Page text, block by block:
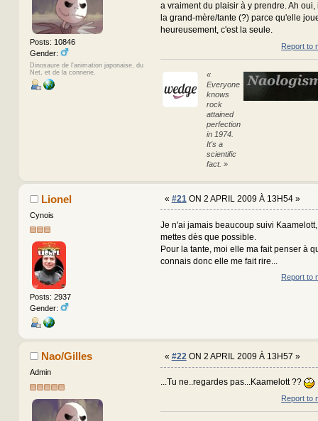
Posts: 10846
Gender:
Dinosaure de l'animation japonaise, du
Net, et de la connerie.
a vraiment du plaisir à y prendre. Ah
la grand-mère/tante (?) parce qu'elle
heureusement, c'est la seule.
Report to
«
Everyone
knows
rock
attained
perfection
in 1974.
It's a
scientific
fact. »
Lionel
Cynois
Posts: 2937
Gender:
« #21 ON 2 APRIL 2009 À 13H54 »
Je n'ai jamais beaucoup suivi
mettes dès que possible.
Pour la tante, moi elle ma fait penser à
connais donc elle me fait rire...
Report to
Nao/Gilles
Admin
« #22 ON 2 APRIL 2009 À 13H57 »
...Tu ne..regardes pas...Kaamelott ??
Report to